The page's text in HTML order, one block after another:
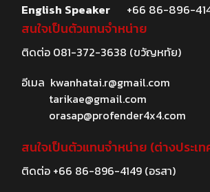
English Speaker
+66 86-896-
สนใจเป็นตัวแทนจำหน่าย
ติดต่อ 081-372-3638 (ขวัญหทัย)
อีเมล kwanhatai.r@gmail.com
tarikae@gmail.com
orasap@profender4x4.com
สนใจเป็นตัวแทนจำหน่าย (ต่างประเ
ติดต่อ +66 86-896-4149(อรสา)